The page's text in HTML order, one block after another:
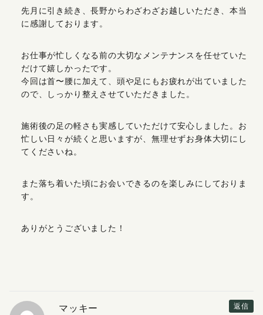
先月に引き続き、長野からわざわざお越しいただき、本当
に感謝しております。
お仕事が忙しくなる前の大切なメンテナンスを任せていた
だけて嬉しかったです。
今回は首〜腰に加えて、頭や足にもお疲れが出ていました
ので、しっかり整えさせていただきました。
施術後の足の軽さも実感していただけて安心しました。お
忙しい日々が続くと思いますが、無理せずお身体大切にし
てくださいね。
また落ち着いた頃にお会いできるのを楽しみにしておりま
す。
ありがとうございました！
返信
マッキー